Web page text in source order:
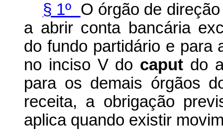
§ 1º O órgão de
a abrir conta bancária
do fundo partidário e para
no inciso V do caput do
para os demais órgãos
receita, a obrigação
aplica quando existir